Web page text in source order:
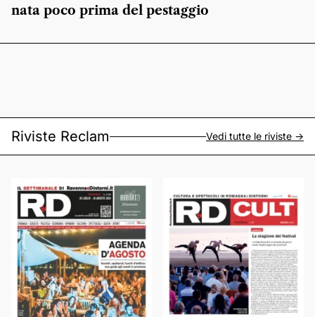
nata poco prima del pestaggio
Riviste Reclam Vedi tutte le riviste ->